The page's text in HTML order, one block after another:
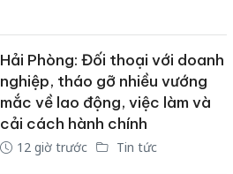
Hải Phòng: Đối thoại với doanh
nghiệp, tháo gỡ nhiều vướng
mắc về lao động, việc làm và
cải cách hành chính
12 giờ trước Tin tức